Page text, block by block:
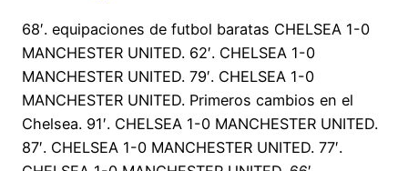
68′. equipaciones de futbol baratas CHELSEA 1-0
MANCHESTER UNITED. 62′. CHELSEA 1-0
MANCHESTER UNITED. 79′. CHELSEA 1-0
MANCHESTER UNITED. Primeros cambios en el
Chelsea. 91′. CHELSEA 1-0 MANCHESTER UNITED.
87′. CHELSEA 1-0 MANCHESTER UNITED. 77′.